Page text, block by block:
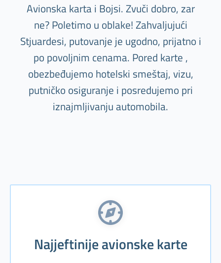
Avionska karta i Bojsi. Zvuči dobro, zar
ne? Poletimo u oblake! Zahvaljujući
Stjuardesi, putovanje je ugodno, prijatno i
po povoljnim cenama. Pored karte ,
obezbeđujemo hotelski smeštaj, vizu,
putničko osiguranje i posredujemo pri
iznajmljivanju automobila.
Najjeftinije avionske karte